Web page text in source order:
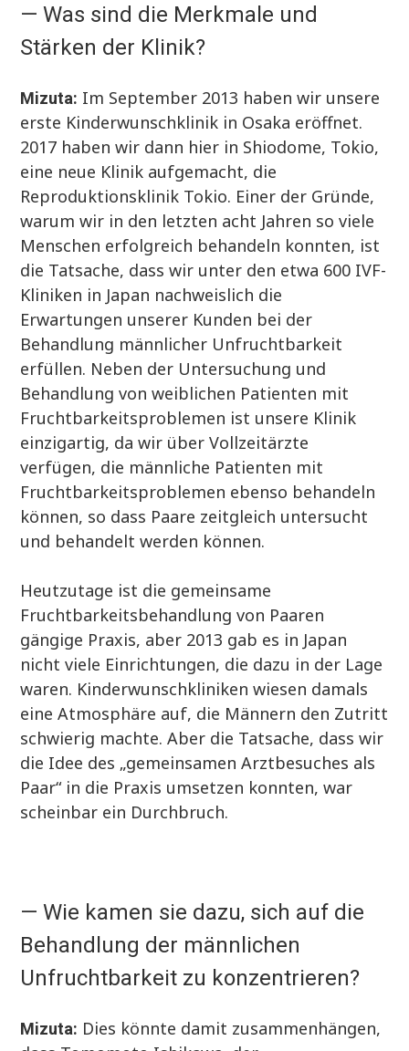
— Was sind die Merkmale und
Stärken der Klinik?
Mizuta: Im September 2013 haben wir unsere
erste Kinderwunschklinik in Osaka eröffnet.
2017 haben wir dann hier in Shiodome, Tokio,
eine neue Klinik aufgemacht, die
Reproduktionsklinik Tokio. Einer der Gründe,
warum wir in den letzten acht Jahren so viele
Menschen erfolgreich behandeln konnten, ist
die Tatsache, dass wir unter den etwa 600 IVF-
Kliniken in Japan nachweislich die
Erwartungen unserer Kunden bei der
Behandlung männlicher Unfruchtbarkeit
erfüllen. Neben der Untersuchung und
Behandlung von weiblichen Patienten mit
Fruchtbarkeitsproblemen ist unsere Klinik
einzigartig, da wir über Vollzeitärzte
verfügen, die männliche Patienten mit
Fruchtbarkeitsproblemen ebenso behandeln
können, so dass Paare zeitgleich untersucht
und behandelt werden können.
Heutzutage ist die gemeinsame
Fruchtbarkeitsbehandlung von Paaren
gängige Praxis, aber 2013 gab es in Japan
nicht viele Einrichtungen, die dazu in der Lage
waren. Kinderwunschkliniken wiesen damals
eine Atmosphäre auf, die Männern den Zutritt
schwierig machte. Aber die Tatsache, dass wir
die Idee des „gemeinsamen Arztbesuches als
Paar“ in die Praxis umsetzen konnten, war
scheinbar ein Durchbruch.
— Wie kamen sie dazu, sich auf die
Behandlung der männlichen
Unfruchtbarkeit zu konzentrieren?
Mizuta: Dies könnte damit zusammenhängen,